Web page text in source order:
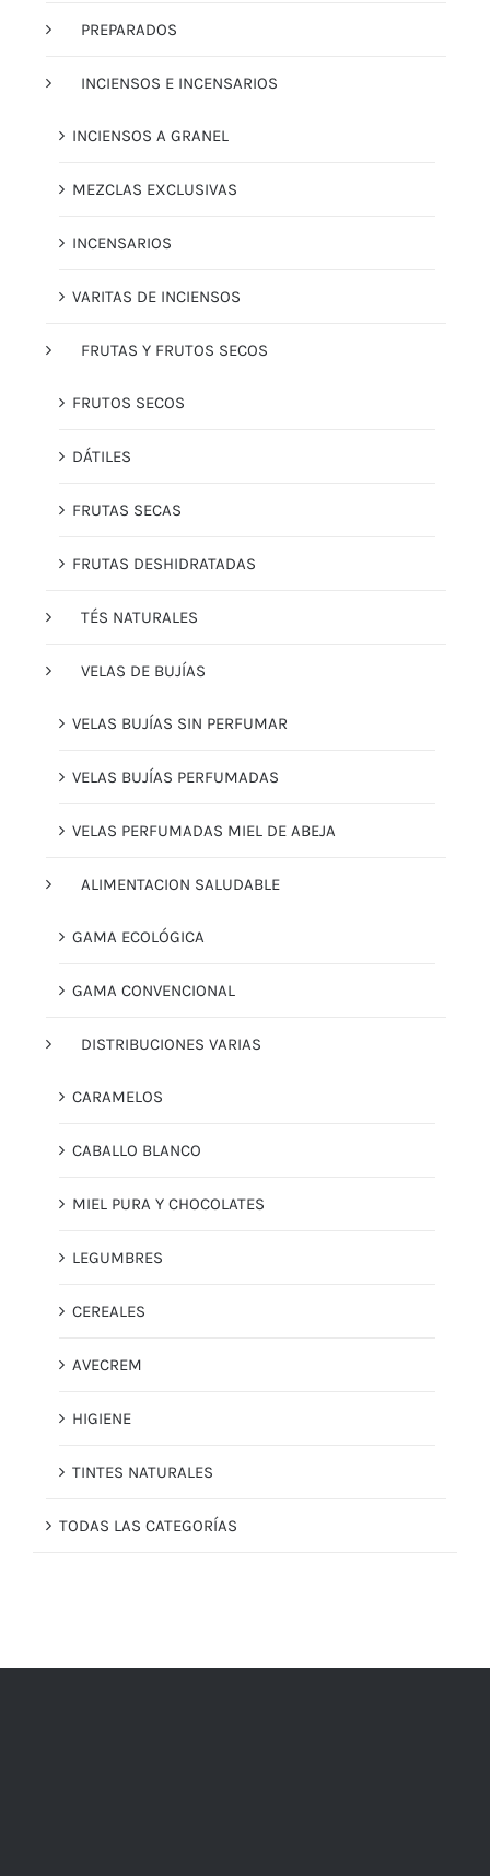
PREPARADOS
INCIENSOS E INCENSARIOS
INCIENSOS A GRANEL
MEZCLAS EXCLUSIVAS
INCENSARIOS
VARITAS DE INCIENSOS
FRUTAS Y FRUTOS SECOS
FRUTOS SECOS
DÁTILES
FRUTAS SECAS
FRUTAS DESHIDRATADAS
TÉS NATURALES
VELAS DE BUJÍAS
VELAS BUJÍAS SIN PERFUMAR
VELAS BUJÍAS PERFUMADAS
VELAS PERFUMADAS MIEL DE ABEJA
ALIMENTACION SALUDABLE
GAMA ECOLÓGICA
GAMA CONVENCIONAL
DISTRIBUCIONES VARIAS
CARAMELOS
CABALLO BLANCO
MIEL PURA Y CHOCOLATES
LEGUMBRES
CEREALES
AVECREM
HIGIENE
TINTES NATURALES
TODAS LAS CATEGORÍAS